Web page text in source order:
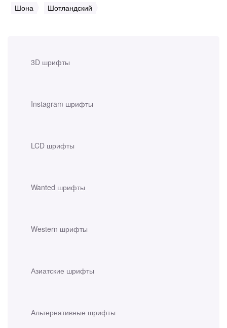
3D шрифты
Instagram шрифты
LCD шрифты
Wanted шрифты
Western шрифты
Азиатские шрифты
Альтернативные шрифты
Шона
Шотландский